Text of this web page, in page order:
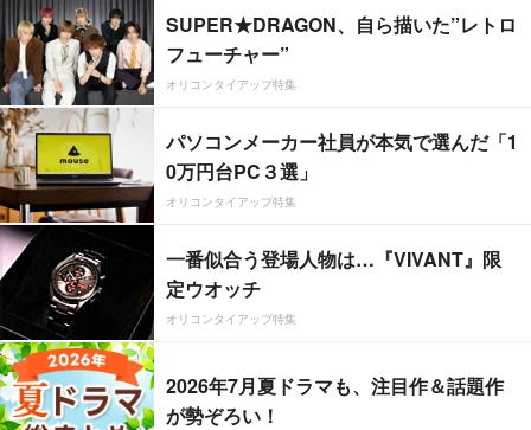
SUPER★DRAGON、自ら描いた”レトロ
フューチャー”
オリコンタイアップ特集
パソコンメーカー社員が本気で選んだ「1
0万円台PC３選」
オリコンタイアップ特集
一番似合う登場人物は…『VIVANT』限
定ウオッチ
オリコンタイアップ特集
2026年7月夏ドラマも、注目作＆話題作
が勢ぞろい！